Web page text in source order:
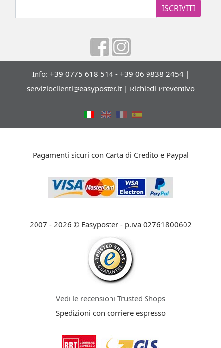
ISCRIVITI
Info: +39 0775 618 514 - +39 06 9838 2454 |
servizioclienti@easyposter.it| Richiedi Preventivo
Pagamenti sicuri con Carta di Credito e Paypal
2007 - 2026 © Easyposter - p.iva 02761800602
Vedi le recensioni Trusted Shops
Spedizioni con corriere espresso